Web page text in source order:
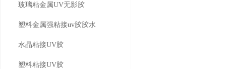
玻璃粘金属UV无影胶
塑料金属强粘接uv胶胶水
水晶粘接UV胶
塑料粘接UV胶